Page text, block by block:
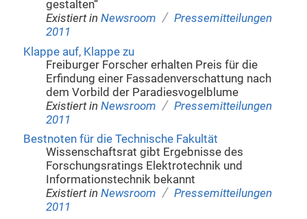
gestalten“
Existiert in Newsroom / Pressemitteilungen
2011
Klappe auf, Klappe zu
Freiburger Forscher erhalten Preis für die
Erfindung einer Fassadenverschattung nach
dem Vorbild der Paradiesvogelblume
Existiert in Newsroom / Pressemitteilungen
2011
Bestnoten für die Technische Fakultät
Wissenschaftsrat gibt Ergebnisse des
Forschungsratings Elektrotechnik und
Informationstechnik bekannt
Existiert in Newsroom / Pressemitteilungen
2011